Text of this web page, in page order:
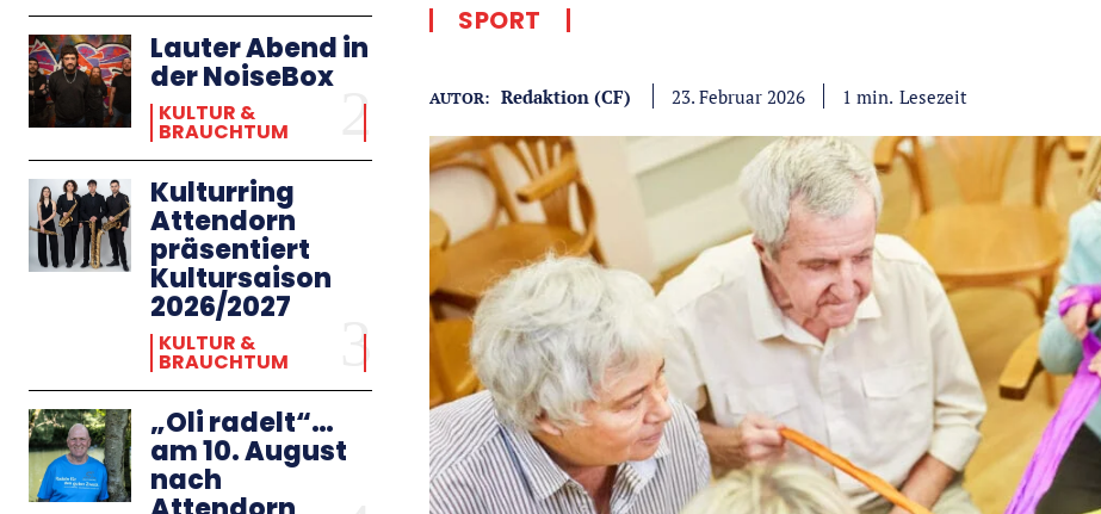
Lauter Abend in
der NoiseBox
KULTUR &
BRAUCHTUM
Kulturring
Attendorn
präsentiert
Kultursaison
2026/2027
KULTUR &
BRAUCHTUM
„Oli radelt“…
am 10. August
nach
SPORT
AUTOR: Redaktion (CF) 23. Februar 2026 1 min. Lesezeit